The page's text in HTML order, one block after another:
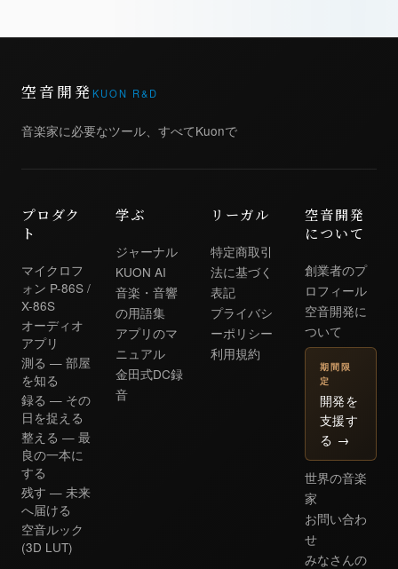
空音開発 KUON R&D
音楽家に必要なツール、すべてKuonで
プロダク
ト
マイクロフ
ォン P-86S /
X-86S
オーディオ
アプリ
測る — 部屋
を知る
録る — その
日を捉える
整える — 最
良の一本に
する
残す — 未来
へ届ける
空音ルック
(3D LUT)
学ぶ
ジャーナル
KUON AI
音楽・音響
の用語集
アプリのマ
ニュアル
金田式DC録
音
リーガル
特定商取引
法に基づく
表記
プライバシ
ーポリシー
利用規約
空音開発
について
創業者のプ
ロフィール
空音開発に
ついて
期間限
定
開発を
支援す
る →
世界の音楽
家
お問い合わ
せ
みなさんの